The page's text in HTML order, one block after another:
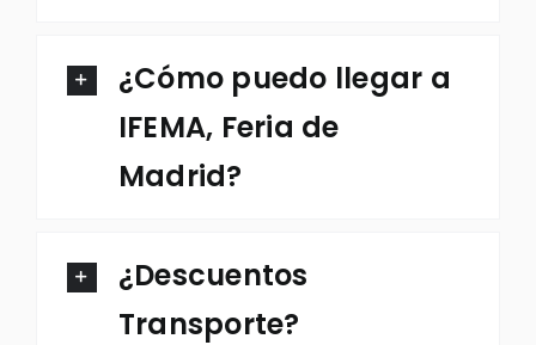
¿Cómo puedo llegar a
IFEMA, Feria de
Madrid?
¿Descuentos
Transporte?